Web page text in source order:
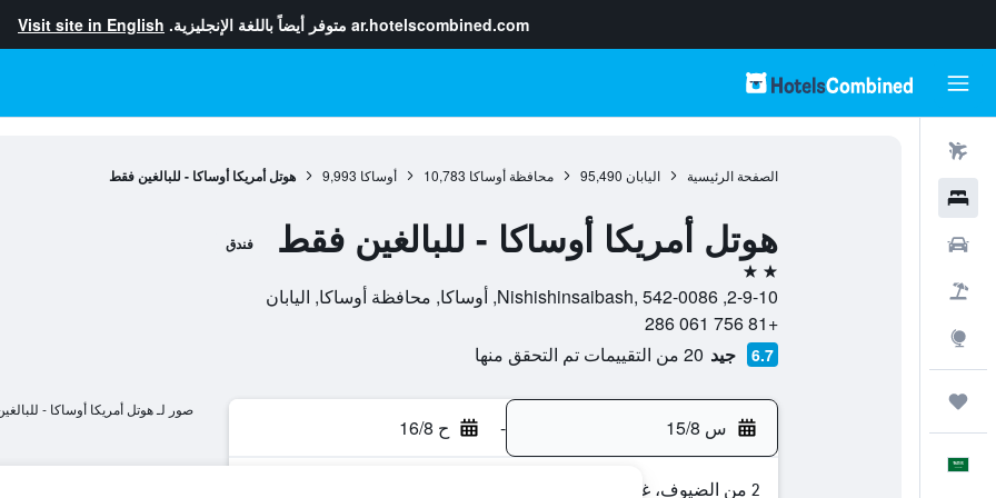
ar.hotelscombined.com متوفر أيضاً باللغة الإنجليزية. Visit site in English
الصفحة الرئيسية اليابان 95,490 محافظة أوساكا 10,783 أوساكا 9,993 هوتل أمريكا أوساكا - للبالغين فقط
هوتل أمريكا أوساكا - للبالغين فقط فندق
2 نجمتين
2-9-10, Nishishinsaibash, 542-0086, أوساكا, محافظة أوساكا, اليابان
+81 756 061 286
6.7 جيد 20 من التقييمات تم التحقق منها
س 15/8 - ح 16/8
2 من الضيوف، غرفة واحدة
صور لـ هوتل أمريكا أوساكا -